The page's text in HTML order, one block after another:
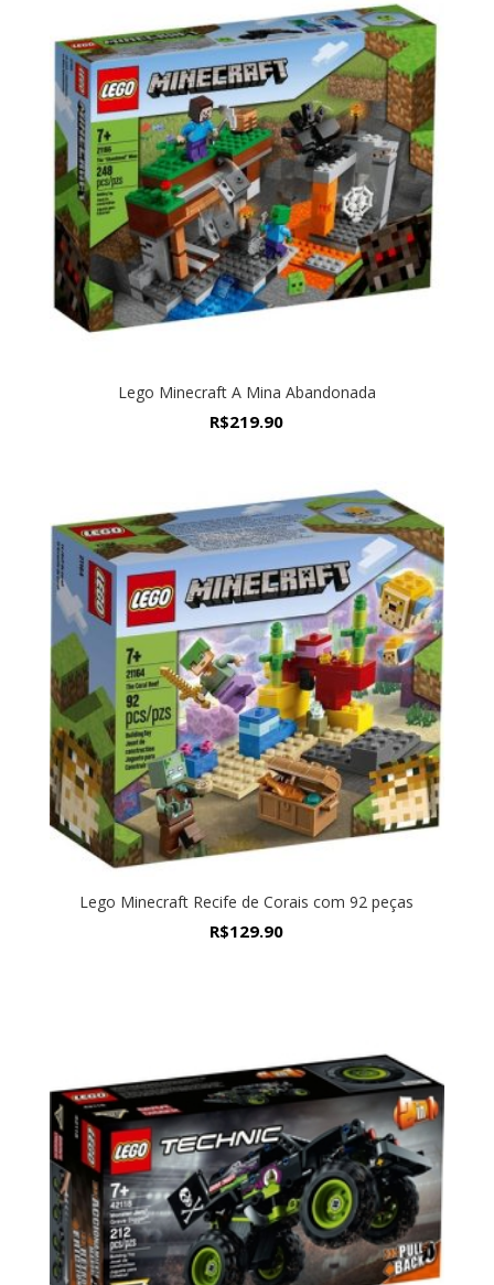
Lego Minecraft A Mina Abandonada
R$219.90
Lego Minecraft Recife de Corais com 92 peças
R$129.90